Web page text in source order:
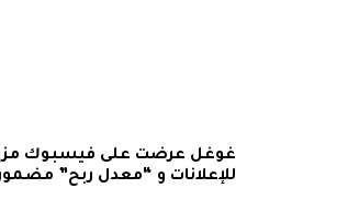
غوغل عرضت على فيسبوك
للإعلانات و “معدل ربح”